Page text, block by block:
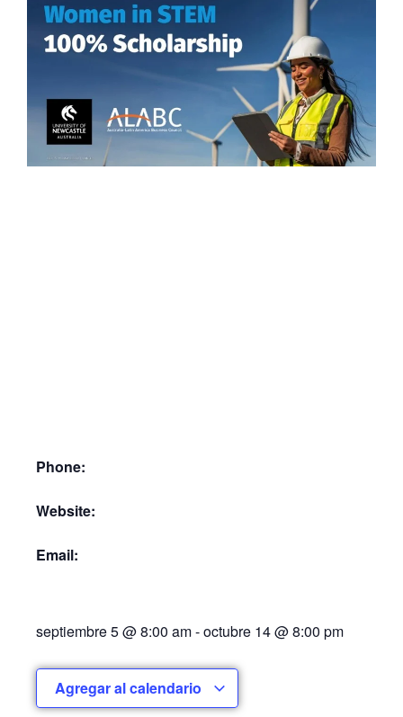
Phone:
Website:
Email:
septiembre 5@8:00 am-octubre 14@8:00 pm
Agregar al calendario